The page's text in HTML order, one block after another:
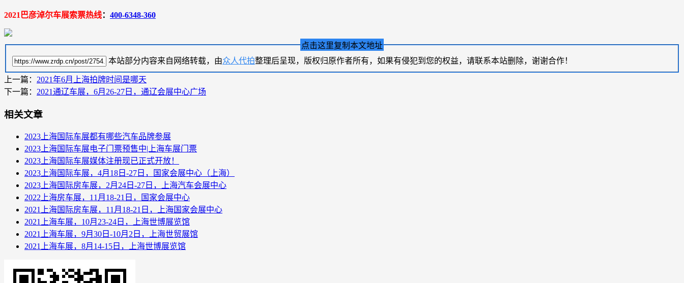
2021巴彦淖尔车展索票热线： 400-6348-360
点击这里复制本文地址
本站部分内容来自网络转载，由众人代拍整理后呈现，版权归原作者所有，如果有侵犯到您的权益，请联系本站删除，谢谢合作！
上一篇： 2021年6月上海拍牌时间是哪天
下一篇： 2021通辽车展，6月26-27日，通辽会展中心广场
相关文章
2023上海国际车展都有哪些汽车品牌参展
2023上海国际车展电子门票预售中|上海车展门票
2023上海国际车展媒体注册现已正式开放！
2023上海国际车展，4月18日-27日，国家会展中心（上海）
2023上海国际房车展，2月24日-27日，上海汽车会展中心
2022上海房车展，11月18-21日，国家会展中心
2021上海国际房车展，11月18-21日，上海国家会展中心
2021上海车展，10月23-24日，上海世博展览馆
2021上海车展，9月30日-10月2日，上海世贸展馆
2021上海车展，8月14-15日，上海世博展览馆